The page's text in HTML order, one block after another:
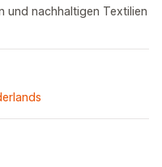
und nachhaltigen Textilien